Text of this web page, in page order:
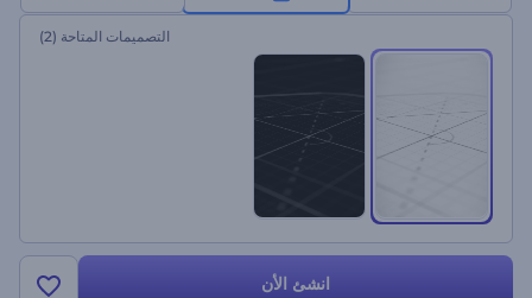
التصميمات المتاحة (2)
انشئ الأن